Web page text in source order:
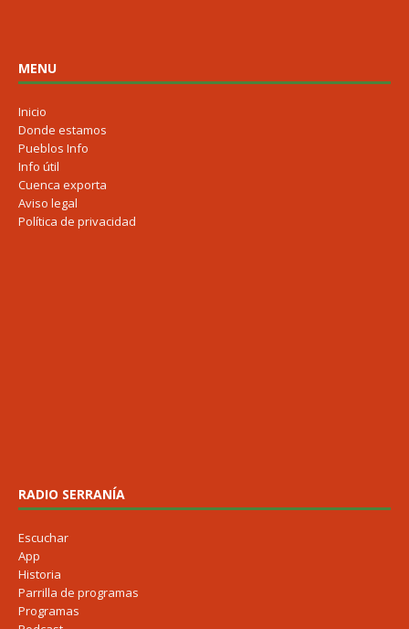
MENU
Inicio
Donde estamos
Pueblos Info
Info útil
Cuenca exporta
Aviso legal
Política de privacidad
RADIO SERRANÍA
Escuchar
App
Historia
Parrilla de programas
Programas